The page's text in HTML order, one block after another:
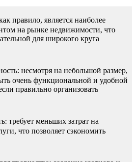
правило, является наиболее
на рынке недвижимости, что
для широкого круга
несмотря на небольшой размер,
очень функциональной и удобной
правильно организовать
требует меньших затрат на
что позволяет сэкономить